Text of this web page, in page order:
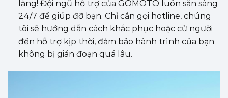
lắng! Đội ngũ hỗ trợ của GOMOTO luôn sẵn sàng
24/7 để giúp đỡ bạn. Chỉ cần gọi hotline, chúng
tôi sẽ hướng dẫn cách khắc phục hoặc cử người
đến hỗ trợ kịp thời, đảm bảo hành trình của bạn
không bị gián đoạn quá lâu.